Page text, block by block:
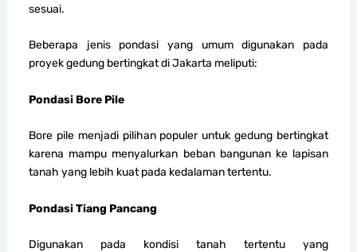
sesuai.
Beberapa jenis pondasi yang umum digunakan pada
proyek gedung bertingkat di Jakarta meliputi:
Pondasi Bore Pile
Bore pile menjadi pilihan populer untuk gedung bertingkat
karena mampu menyalurkan beban bangunan ke lapisan
tanah yang lebih kuat pada kedalaman tertentu.
Pondasi Tiang Pancang
Digunakan pada kondisi tanah tertentu yang